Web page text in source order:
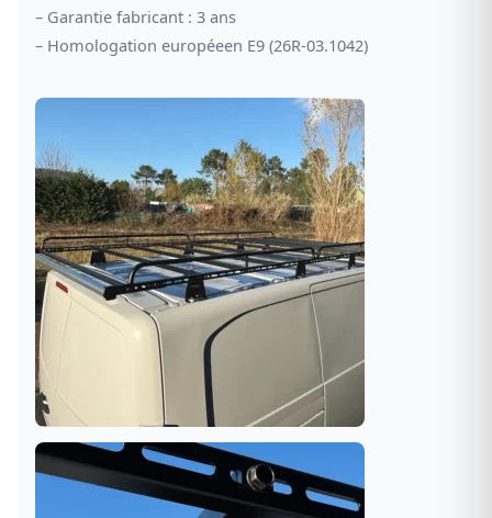
– Garantie fabricant : 3 ans
– Homologation européeen E9 (26R-03.1042)